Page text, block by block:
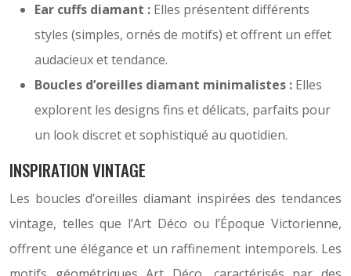
Ear cuffs diamant : Elles présentent différents
styles (simples, ornés de motifs) et offrent un effet
audacieux et tendance.
Boucles d’oreilles diamant minimalistes : Elles
explorent les designs fins et délicats, parfaits pour
un look discret et sophistiqué au quotidien.
INSPIRATION VINTAGE
Les boucles d’oreilles diamant inspirées des tendances
vintage, telles que l’Art Déco ou l’Époque Victorienne,
offrent une élégance et un raffinement intemporels. Les